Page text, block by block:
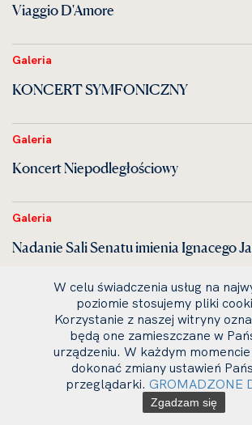
Viaggio D'Amore
Galeria
KONCERT SYMFONICZNY
Galeria
Koncert Niepodległościowy
Galeria
Nadanie Sali Senatu imienia Ignacego
KONCERT KAMERALNY w ramach V
Międzynarodowego Festiwalu I. J.
W celu świadczenia usług na
poziomie stosujemy pliki
Korzystanie z naszej witryny
będą one zamieszczane w
urządzeniu. W każdym
dokonać zmiany ustawień
przeglądarki. GROMADZONE
Zgadzam się